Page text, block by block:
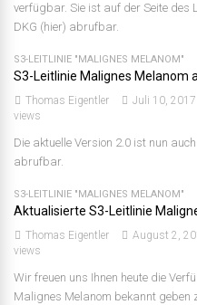
verfügbar. Sie ist auf der Seite des
DKG (hier) abrufbar.
S3-LEITLINIE "MALIGNES MELANOM"
S3-Leitlinie Malignes Melanom
Thomas Eigentler Juli 10, 2017
views
Die aktuelle Version 2.0 ist nun
abrufbar.
S3-LEITLINIE "MALIGNES MELANOM"
Aktualisierte S3-Leitlinie
Thomas Eigentler August 2,
views
Wir freuen uns Ihnen heute die
Malignes Melanom bekannt geben